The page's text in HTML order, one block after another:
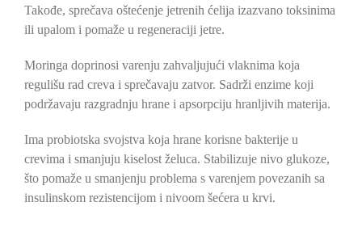
Takođe, sprečava oštećenje jetrenih ćelija izazvano toksinima
ili upalom i pomaže u regeneraciji jetre.
Moringa doprinosi varenju zahvaljujući vlaknima koja
regulišu rad creva i sprečavaju zatvor. Sadrži enzime koji
podržavaju razgradnju hrane i apsorpciju hranljivih materija.
Ima probiotska svojstva koja hrane korisne bakterije u
crevima i smanjuju kiselost želuca. Stabilizuje nivo glukoze,
što pomaže u smanjenju problema s varenjem povezanih sa
insulinskom rezistencijom i nivoom šećera u krvi.